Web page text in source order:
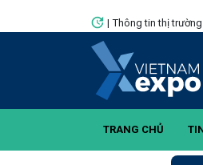
| Thông tin thị
TRANG CHỦ